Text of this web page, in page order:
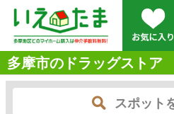
多摩市のドラッグストア
スポット